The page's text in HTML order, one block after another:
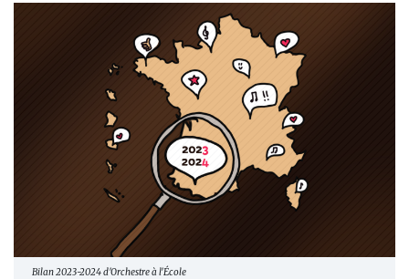
Bilan 2023-2024 d'Orchestre à l'École